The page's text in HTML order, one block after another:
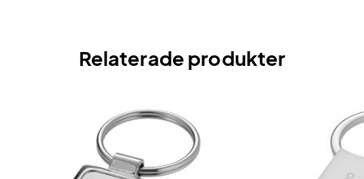
Relaterade produkter